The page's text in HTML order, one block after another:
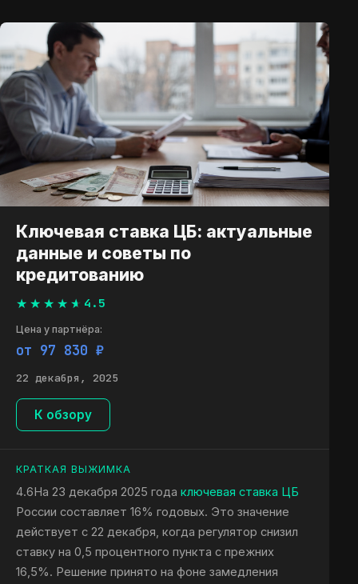
Ключевая ставка ЦБ: актуальные
данные и советы по
кредитованию
4.5
Цена у партнёра:
от 97 970 ₽
22 декабря, 2025
К обзору
КРАТКАЯ ВЫЖИМКА
4.6На 23 декабря 2025 года ключевая ставка ЦБ
России составляет 16% годовых. Это значение
действует с 22 декабря, когда регулятор снизил
ставку на 0,5 процентного пункта с прежних
16,5%. Решение принято на фоне замедления